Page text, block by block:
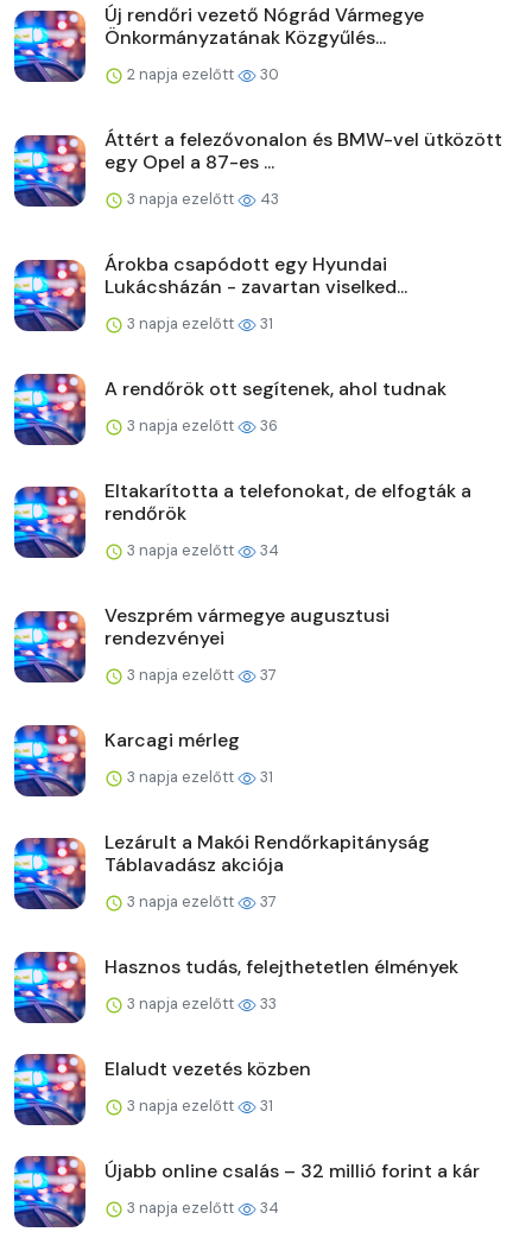
Új rendőri vezető Nógrád Vármegye
Önkormányzatának Közgyűlés...
2 napja ezelőtt 30
Áttért a felezővonalon és BMW-vel ütközött
egy Opel a 87-es ...
3 napja ezelőtt 43
Árokba csapódott egy Hyundai
Lukácsházán - zavartan viselked...
3 napja ezelőtt 31
A rendőrök ott segítenek, ahol tudnak
3 napja ezelőtt 36
Eltakarította a telefonokat, de elfogták a
rendőrök
3 napja ezelőtt 34
Veszprém vármegye augusztusi
rendezvényei
3 napja ezelőtt 37
Karcagi mérleg
3 napja ezelőtt 31
Lezárult a Makói Rendőrkapitányság
Táblavadász akciója
3 napja ezelőtt 37
Hasznos tudás, felejthetetlen élmények
3 napja ezelőtt 33
Elaludt vezetés közben
3 napja ezelőtt 31
Újabb online csalás – 32 millió forint a kár
3 napja ezelőtt 34